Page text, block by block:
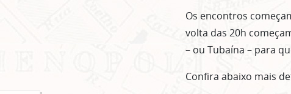
Os encontros
volta das 20h
– ou Tubaína – para
Confira abaixo mais